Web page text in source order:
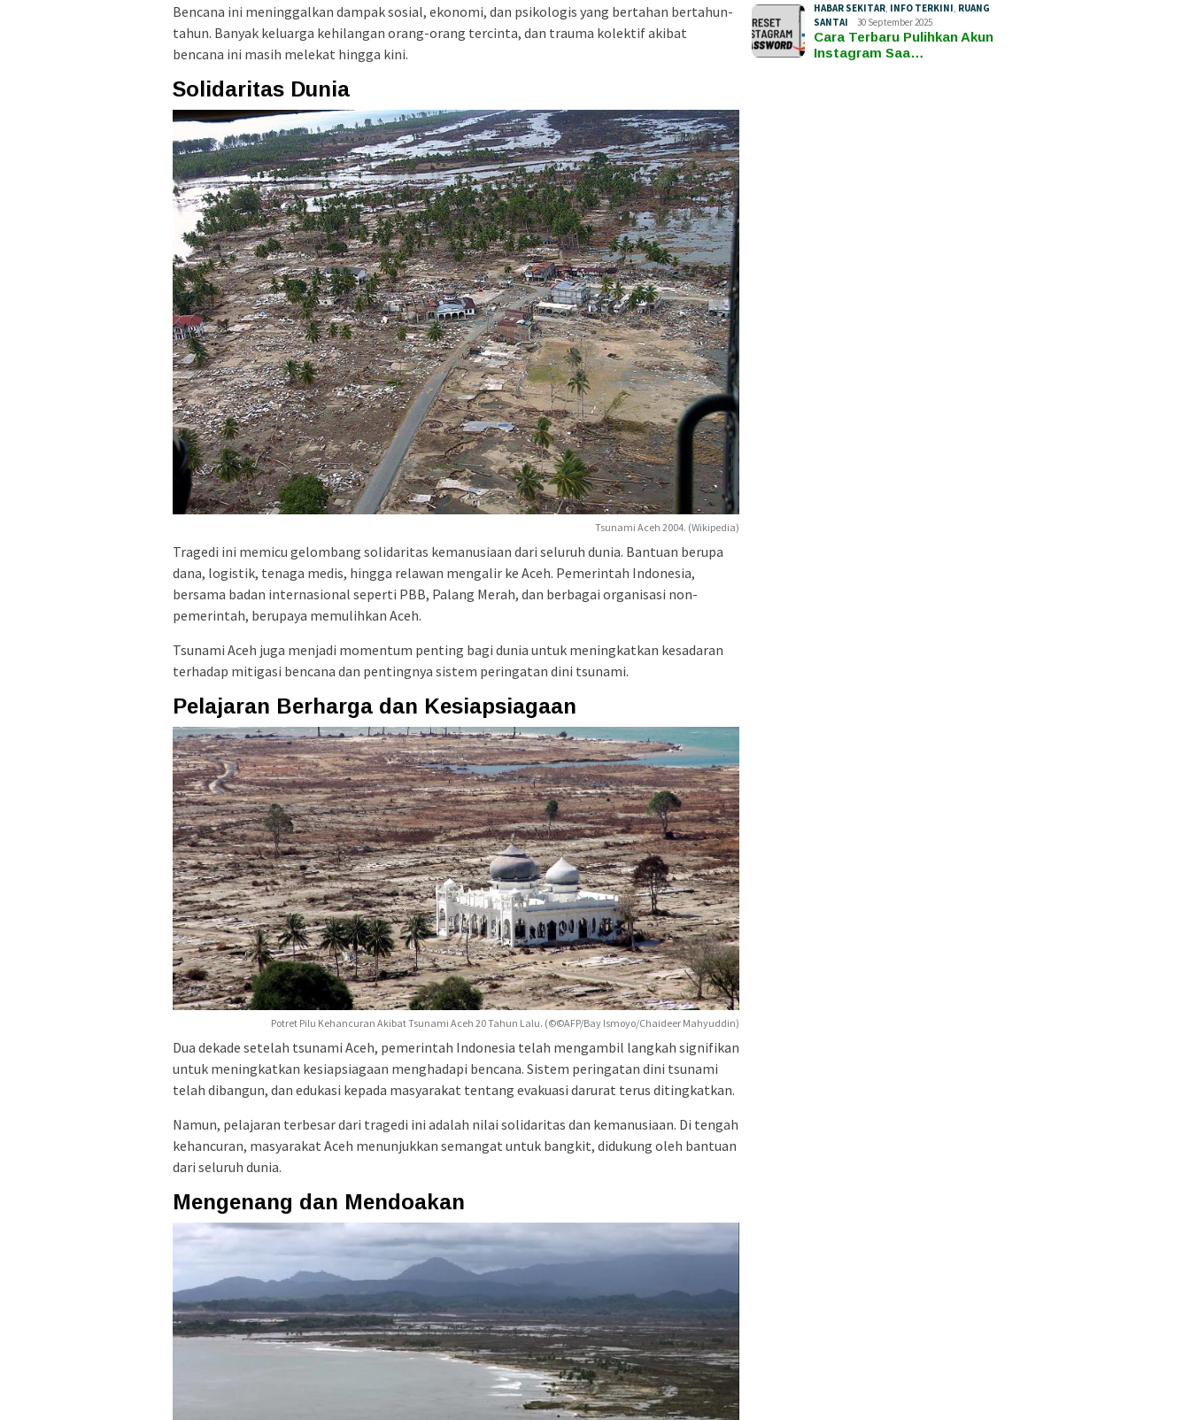
Bencana ini meninggalkan dampak sosial, ekonomi, dan psikologis yang bertahan bertahun-
tahun. Banyak keluarga kehilangan orang-orang tercinta, dan trauma kolektif akibat
bencana ini masih melekat hingga kini.
Solidaritas Dunia
Tsunami Aceh 2004. (Wikipedia)
Tragedi ini memicu gelombang solidaritas kemanusiaan dari seluruh dunia. Bantuan berupa
dana, logistik, tenaga medis, hingga relawan mengalir ke Aceh. Pemerintah Indonesia,
bersama badan internasional seperti PBB, Palang Merah, dan berbagai organisasi non-
pemerintah, berupaya memulihkan Aceh.
Tsunami Aceh juga menjadi momentum penting bagi dunia untuk meningkatkan kesadaran
terhadap mitigasi bencana dan pentingnya sistem peringatan dini tsunami.
Pelajaran Berharga dan Kesiapsiagaan
Potret Pilu Kehancuran Akibat Tsunami Aceh 20 Tahun Lalu. (©©AFP/Bay Ismoyo/Chaideer Mahyuddin)
Dua dekade setelah tsunami Aceh, pemerintah Indonesia telah mengambil langkah signifikan
untuk meningkatkan kesiapsiagaan menghadapi bencana. Sistem peringatan dini tsunami
telah dibangun, dan edukasi kepada masyarakat tentang evakuasi darurat terus ditingkatkan.
Namun, pelajaran terbesar dari tragedi ini adalah nilai solidaritas dan kemanusiaan. Di tengah
kehancuran, masyarakat Aceh menunjukkan semangat untuk bangkit, didukung oleh bantuan
dari seluruh dunia.
Mengenang dan Mendoakan
HABAR SEKITAR INFO TERKINI RUANG
SANTAI
30 September 2025
Cara Terbaru Pulihkan Akun
Instagram Saa…